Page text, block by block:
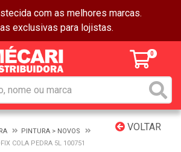
com as melhores marcas.
exclusivas para lojistas.
0
VOLTAR
PINTURA > NOVOS
COLA PEDRA 5L 100751